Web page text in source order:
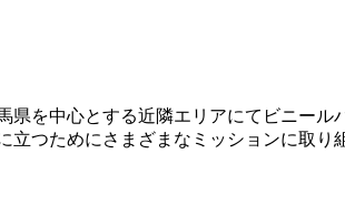
を中心とする近隣エリアにてビニー
つためにさまざまなミッションに取